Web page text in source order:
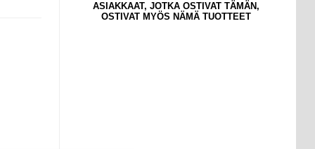
ASIAKKAAT, JOTKA OSTIVAT TÄMÄN,
OSTIVAT MYÖS NÄMÄ TUOTTEET